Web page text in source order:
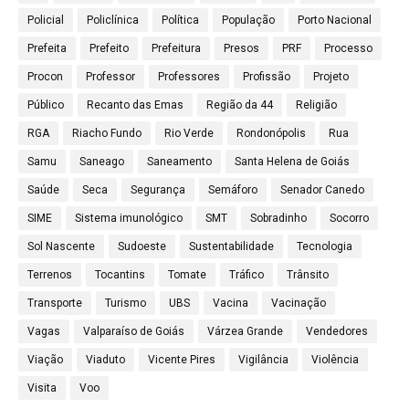
Policial Policlínica Política População Porto Nacional
Prefeita Prefeito Prefeitura Presos PRF Processo
Procon Professor Professores Profissão Projeto
Público Recanto das Emas Região da 44 Religião
RGA Riacho Fundo Rio Verde Rondonópolis Rua
Samu Saneago Saneamento Santa Helena de Goiás
Saúde Seca Segurança Semáforo Senador Canedo
SIME Sistema imunológico SMT Sobradinho Socorro
Sol Nascente Sudoeste Sustentabilidade Tecnologia
Terrenos Tocantins Tomate Tráfico Trânsito
Transporte Turismo UBS Vacina Vacinação
Vagas Valparaíso de Goiás Várzea Grande Vendedores
Viação Viaduto Vicente Pires Vigilância Violência
Visita Voo